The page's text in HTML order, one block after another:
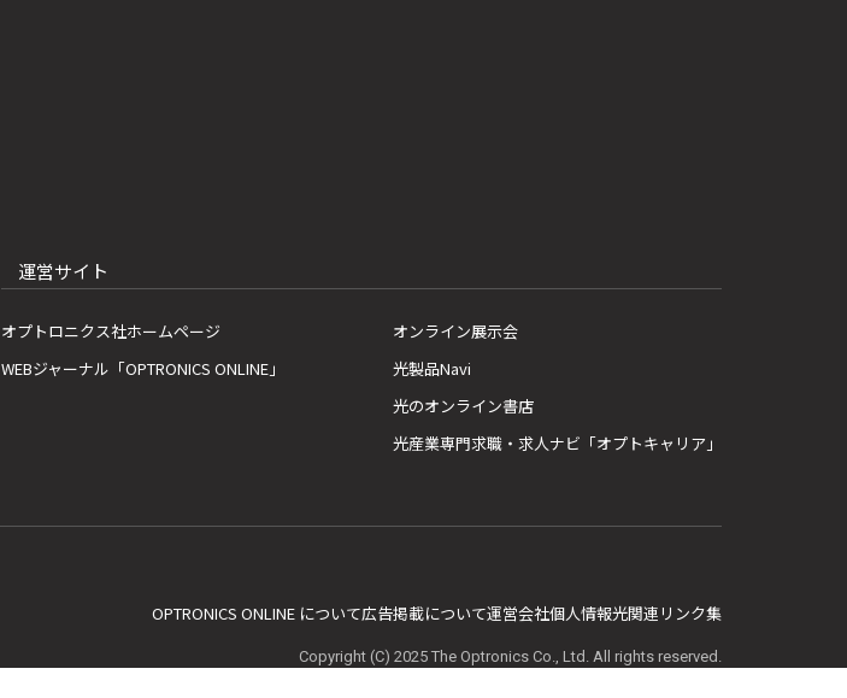
運営サイト
オプトロニクス社ホームページ
WEBジャーナル「OPTRONICS ONLINE」
オンライン展示会
光製品Navi
光のオンライン書店
光産業専門求職・求人ナビ「オプトキャリア」
OPTRONICS ONLINE について広告掲載について運営会社個人情報光関連リンク集
Copyright (C) 2025 The Optronics Co., Ltd. All rights reserved.